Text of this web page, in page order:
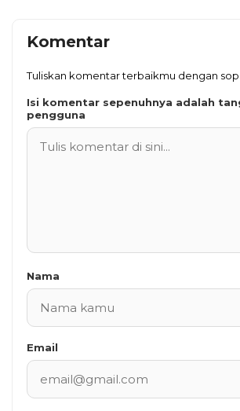
Komentar
Tuliskan komentar terbaikmu dengan
Isi komentar sepenuhnya adalah
pengguna
Nama
Email